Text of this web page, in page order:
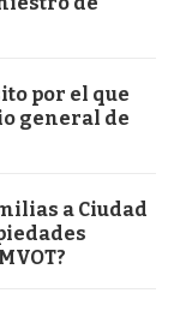
por el que
general de
a Ciudad